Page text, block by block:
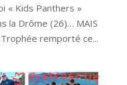
« Kids Panthers »
la Drôme (26)… MAIS
Trophée remporté ce...